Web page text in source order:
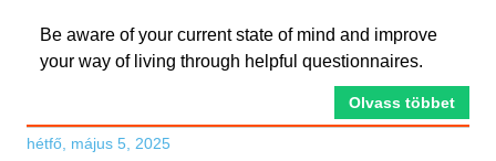
Be aware of your current state of mind and improve
your way of living through helpful questionnaires.
Olvass többet
hétfő, május 5, 2025